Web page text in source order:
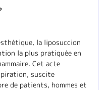
la liposuccion
la plus pratiquée en
Cet acte
suscite
de patients, hommes et